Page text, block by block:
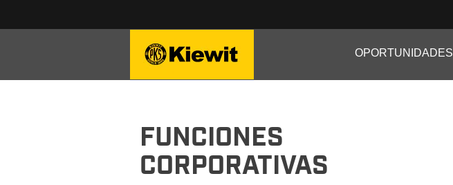
OPORTUNIDADES
FUNCIONES
CORPORATIVAS